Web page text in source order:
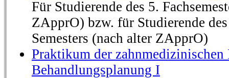
Für Studierende des 5.
ZApprO) bzw. für Studierende
Semesters (nach alter ZApprO)
Praktikum der
Behandlungsplanung I